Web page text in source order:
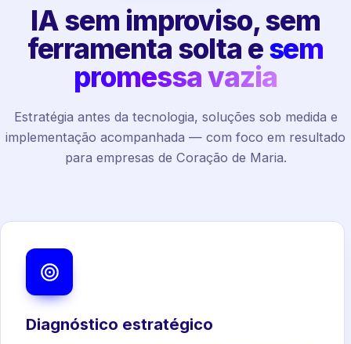
IA sem improviso, sem
ferramenta solta esem
promessa vazia
Estratégia antes da tecnologia, soluções sob medida e
implementação acompanhada — com foco em resultado
para empresas de Coração de Maria.
Diagnóstico estratégico